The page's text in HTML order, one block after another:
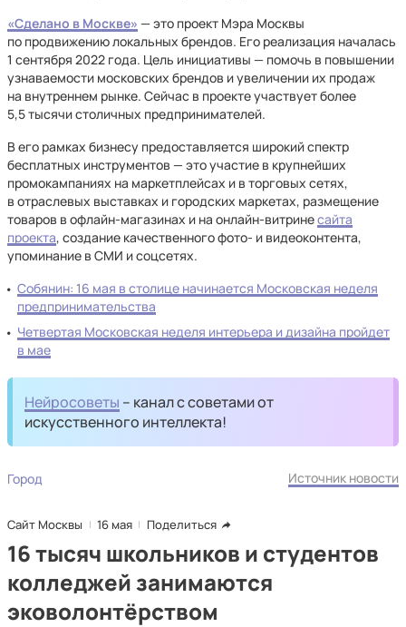
«Сделано в Москве» — это проект Мэра Москвы
по продвижению локальных брендов. Его реализация началась
1 сентября 2022 года. Цель инициативы — помочь в повышении
узнаваемости московских брендов и увеличении их продаж
на внутреннем рынке. Сейчас в проекте участвует более
5,5 тысячи столичных предпринимателей.
В его рамках бизнесу предоставляется широкий спектр
бесплатных инструментов — это участие в крупнейших
промокампаниях на маркетплейсах и в торговых сетях,
в отраслевых выставках и городских маркетах, размещение
товаров в офлайн-магазинах и на онлайн-витринесайта
проекта, создание качественного фото- и видеоконтента,
упоминание в СМИ и соцсетях.
Собянин: 16 мая в столице начинается Московская неделя
предпринимательства
Четвертая Московская неделя интерьера и дизайна пройдет
в мае
Нейросоветы – канал с советами от
искусственного интеллекта!
Город Источник новости
Сайт Москвы 16 мая Поделиться
16 тысяч школьников и студентов
колледжей занимаются
эковолонтёрством